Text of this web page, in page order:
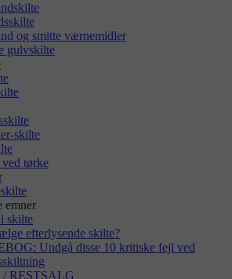
og smitte værnemidler
gulvskilte
skilte
tørke
emner
skilte
efterlysende skilte?
Undgå disse 10 kritiske fejl ved
RESTSALG